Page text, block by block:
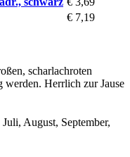
€ 7,19
scharlachroten
werden. Herrlich zur Jause
August, September,